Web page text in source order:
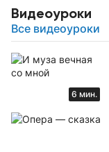
Видеоуроки
Все видеоуроки
6 мин.